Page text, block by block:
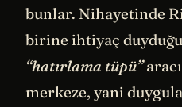
bunlar. Nihayetinde
birine ihtiyaç
“hatırlama tüpü”
merkeze, yani